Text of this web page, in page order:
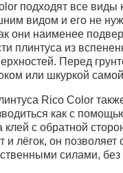
подходят все
видом и его не
как они наименее
плинтуса из
Перед
или шкуркой самой
Rico Color
как с
клей с обратной
и лёгок, он
силами,